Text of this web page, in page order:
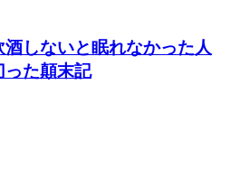
酒しないと眠れなかった人
った顛末記